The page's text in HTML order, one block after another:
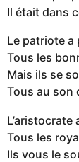
Il était dans
Le patriote a
Tous les
Mais ils se
Tous au son
L’aristocrate
Tous les
Ils vous le